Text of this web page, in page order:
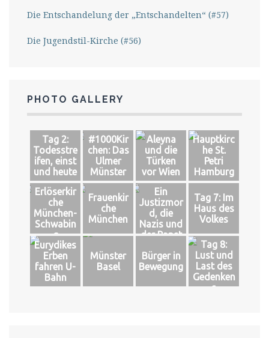
Die Entschandelung der „Entschandelten“ (#57)
Die Jugendstil-Kirche (#56)
PHOTO GALLERY
Tag 2:
Todesstre
ifen, einst
und heute
#1000Kir
chen: Das
Ulmer
Münster
Aleyna
und die
Türken
vor Wien
Hauptkirc
he St.
Petri
Hamburg
Erlöserkir
che
München-
Schwabin
g
Frauenkir
che
München
Ein
Justizmor
d, die
Nazis und
der Papst
Tag 7: Im
Haus des
Volkes
Eurydikes
Erben
fahren U-
Bahn
Münster
Basel
Bürger in
Bewegung
Tag 8:
Lust und
Last des
Gedenken
s